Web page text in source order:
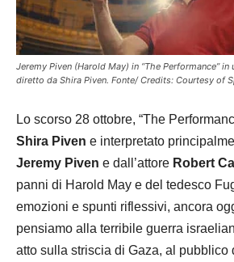
Jeremy Piven (Harold May) in “The Performance” in
diretto da Shira Piven. Fonte/ Credits: Courtesy of
Lo scorso 28 ottobre, “The
Shira Piven e interpretato
Jeremy Piven e dall’attore Robert
panni di Harold May e del tedesco
emozioni e spunti riflessivi, ancora
pensiamo alla terribile guerra
atto sulla striscia di Gaza, al pubblico